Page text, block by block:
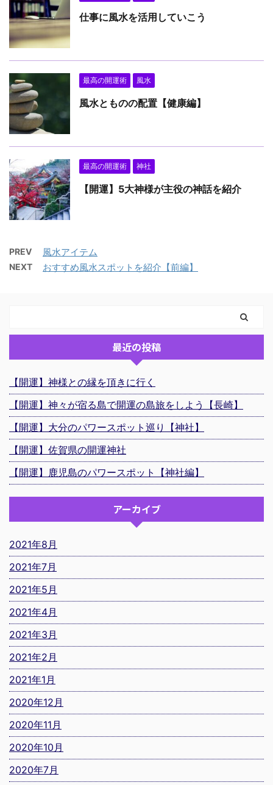
仕事に風水を活用していこう
最高の開運術 風水
風水とものの配置【健康編】
最高の開運術 神社
【開運】5大神様が主役の神話を紹介
PREV 風水アイテム
NEXT おすすめ風水スポットを紹介【前編】
最近の投稿
【開運】神様との縁を頂きに行く
【開運】神々が宿る島で開運の島旅をしよう【長崎】
【開運】大分のパワースポット巡り【神社】
【開運】佐賀県の開運神社
【開運】鹿児島のパワースポット【神社編】
アーカイブ
2021年8月
2021年7月
2021年5月
2021年4月
2021年3月
2021年2月
2021年1月
2020年12月
2020年11月
2020年10月
2020年7月